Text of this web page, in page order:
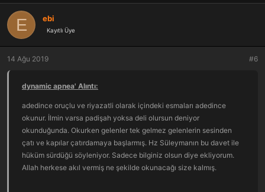
E ebi
Kayıtlı Üye
14 Ağu 2019 #6
dynamic apnea' Alıntı:
adedince oruçlu ve riyazatli olarak içindeki esmaları adedince
okunur. İlmin varsa padişah yoksa deli olursun deniyor
okunduğunda. Okurken gelenler tek gelmez gelenlerin sesinden
çatı ve kapılar çatırdamaya başlarmış. Hz Süleymanın bu davet ile
hüküm sürdüğü söyleniyor. Sadece bilginiz olsun diye ekliyorum.
Allah herkese akıl vermiş ne şekilde okunacağı size kalmış.